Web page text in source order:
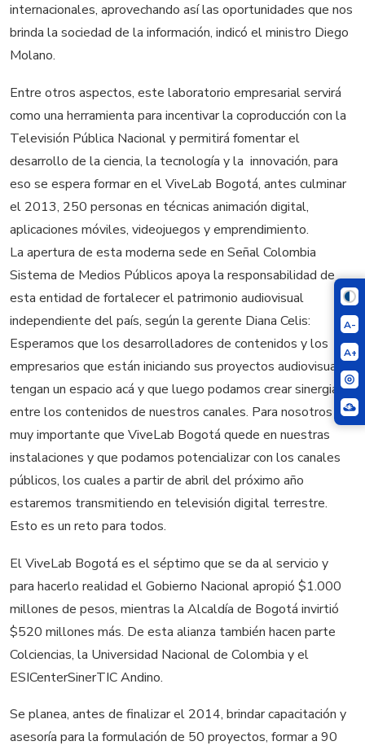
A-
A+
internacionales, aprovechando así las oportunidades que nos
brinda la sociedad de la información, indicó el ministro Diego
Molano.
Entre otros aspectos, este laboratorio empresarial servirá
como una herramienta para incentivar la coproducción con la
Televisión Pública Nacional y permitirá fomentar el
desarrollo de la ciencia, la tecnología y la innovación, para
eso se espera formar en el ViveLab Bogotá, antes culminar
el 2013, 250 personas en técnicas animación digital,
aplicaciones móviles, videojuegos y emprendimiento.
La apertura de esta moderna sede en Señal Colombia
Sistema de Medios Públicos apoya la responsabilidad de
esta entidad de fortalecer el patrimonio audiovisual
independiente del país, según la gerente Diana Celis:
Esperamos que los desarrolladores de contenidos y los
empresarios que están iniciando sus proyectos audiovisuales
tengan un espacio acá y que luego podamos crear sinergias
entre los contenidos de nuestros canales. Para nosotros es
muy importante que ViveLab Bogotá quede en nuestras
instalaciones y que podamos potencializar con los canales
públicos, los cuales a partir de abril del próximo año
estaremos transmitiendo en televisión digital terrestre.
Esto es un reto para todos.
El ViveLab Bogotá es el séptimo que se da al servicio y
para hacerlo realidad el Gobierno Nacional apropió $1.000
millones de pesos, mientras la Alcaldía de Bogotá invirtió
$520 millones más. De esta alianza también hacen parte
Colciencias, la Universidad Nacional de Colombia y el
ESICenterSinerTIC Andino.
Se planea, antes de finalizar el 2014, brindar capacitación y
asesoría para la formulación de 50 proyectos, formar a 90